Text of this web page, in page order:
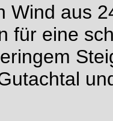
Wind aus
für eine